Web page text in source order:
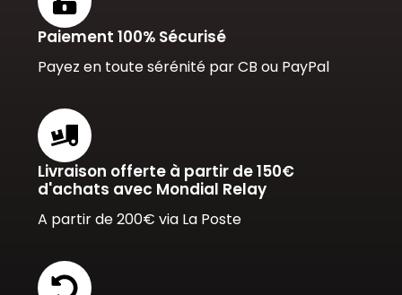
Paiement 100% Sécurisé
Payez en toute sérénité par CB ou PayPal
Livraison offerte à partir de 150€
d'achats avec Mondial Relay
A partir de 200€ via La Poste